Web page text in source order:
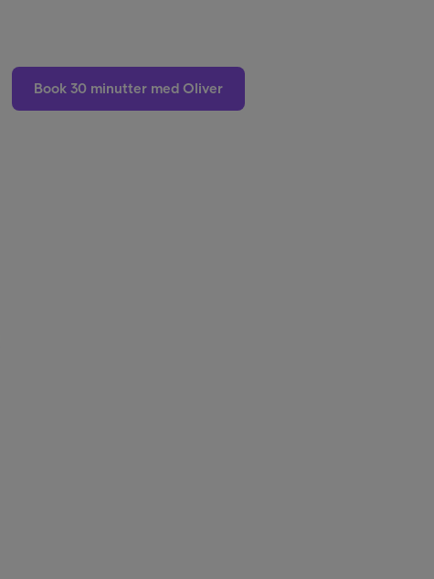
Book 30 minutter med Oliver